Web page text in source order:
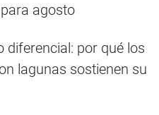
agosto
diferencial: por qué los
lagunas sostienen su